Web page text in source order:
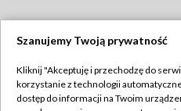
Szanujemy Twoją prywatność
Kliknij "Akceptuję i przechodzę do
korzystanie z technologii
dostęp do informacji na Twoim